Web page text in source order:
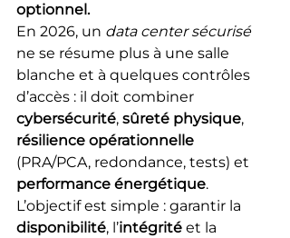
optionnel.
En 2026, un data center sécurisé
ne se résume plus à une salle
blanche et à quelques contrôles
d’accès : il doit combiner
cybersécurité, sûreté physique,
résilience opérationnelle
(PRA/PCA, redondance, tests) et
performance énergétique.
L’objectif est simple : garantir la
disponibilité, l’intégrité et la